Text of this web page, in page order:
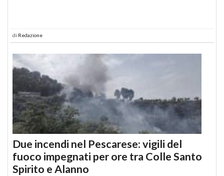
di Redazione
Due incendi nel Pescarese: vigili del
fuoco impegnati per ore tra Colle Santo
Spirito e Alanno